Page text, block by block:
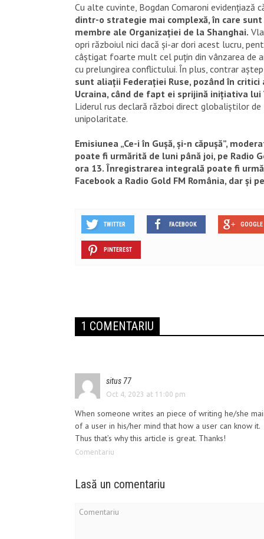
Cu alte cuvinte, Bogdan Comaroni evidențiază
dintr-o strategie mai complexă, în care
membre ale Organizației de la Shanghai.
opri războiul nici dacă și-ar dori acest lucru,
câștigat foarte mult cel puțin din vânzarea de
cu prelungirea conflictului. În plus, contrar
sunt aliații Federației Ruse, pozând în critici
Ucraina, când de fapt ei sprijină inițiativa
Liderul rus declară război direct globaliștilor de
unipolaritate.
Emisiunea „Ce-i în Gușă, și-n căpușă”,
poate fi urmărită de luni până joi, pe Radio
ora 13. Înregistrarea integrală poate fi
Facebook a Radio Gold FM România, dar și
TWITTER FACEBOOK GOOGLE
PINTEREST
1 COMENTARIU
situs 77
Oct 4, 2023 at 11:00 pm
When someone writes an piece of writing he/she
of a user in his/her mind that how a user can know it.
Thus that’s why this article is great. Thanks!
Comentariu
Lasă un comentariu